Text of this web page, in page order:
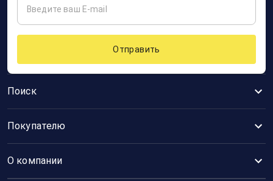
Поиск
Покупателю
О компании
Отправить